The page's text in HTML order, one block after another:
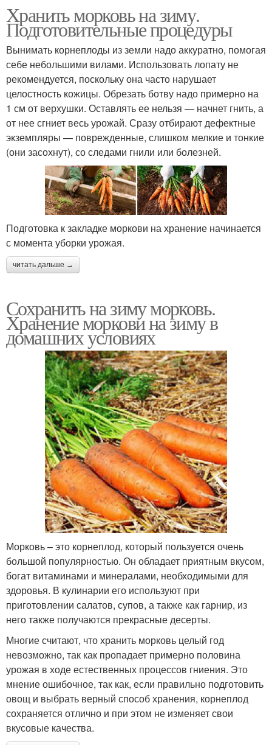
Хранить морковь на зиму.
Подготовительные процедуры
Вынимать корнеплоды из земли надо аккуратно, помогая
себе небольшими вилами. Использовать лопату не
рекомендуется, поскольку она часто нарушает
целостность кожицы. Обрезать ботву надо примерно на
1 см от верхушки. Оставлять ее нельзя — начнет гнить, а
от нее сгниет весь урожай. Сразу отбирают дефектные
экземпляры — поврежденные, слишком мелкие и тонкие
(они засохнут), со следами гнили или болезней.
Подготовка к закладке моркови на хранение начинается
с момента уборки урожая.
читать дальше →
Сохранить на зиму морковь.
Хранение моркови на зиму в
домашних условиях
Морковь – это корнеплод, который пользуется очень
большой популярностью. Он обладает приятным вкусом,
богат витаминами и минералами, необходимыми для
здоровья. В кулинарии его используют при
приготовлении салатов, супов, а также как гарнир, из
него также получаются прекрасные десерты.
Многие считают, что хранить морковь целый год
невозможно, так как пропадает примерно половина
урожая в ходе естественных процессов гниения. Это
мнение ошибочное, так как, если правильно подготовить
овощ и выбрать верный способ хранения, корнеплод
сохраняется отлично и при этом не изменяет свои
вкусовые качества.